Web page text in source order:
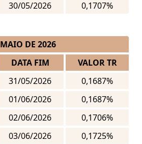
30/05/2026 0,1707%
MAIO DE 2026
DATA FIM
VALOR TR
31/05/2026
0,1687%
01/06/2026
0,1687%
02/06/2026
0,1706%
03/06/2026
0,1725%